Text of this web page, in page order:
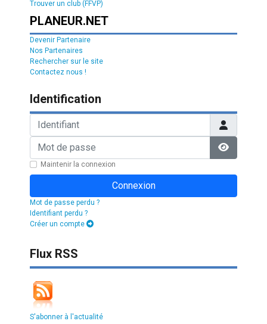
Trouver un club (FFVP)
PLANEUR.NET
Devenir Partenaire
Nos Partenaires
Rechercher sur le site
Contactez nous !
Identification
Identifiant
Mot de passe
Afficher
Maintenir la connexion
Connexion
Mot de passe perdu ?
Identifiant perdu ?
Créer un compte
Flux RSS
S'abonner à l'actualité